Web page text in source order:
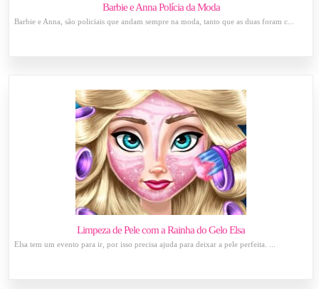
Barbie e Anna Polícia da Moda
Barbie e Anna, são policiais que andam sempre na moda, tanto que as duas foram c...
Limpeza de Pele com a Rainha do Gelo Elsa
Elsa tem um evento para ir, por isso precisa ajuda para deixar a pele perfeita. ...